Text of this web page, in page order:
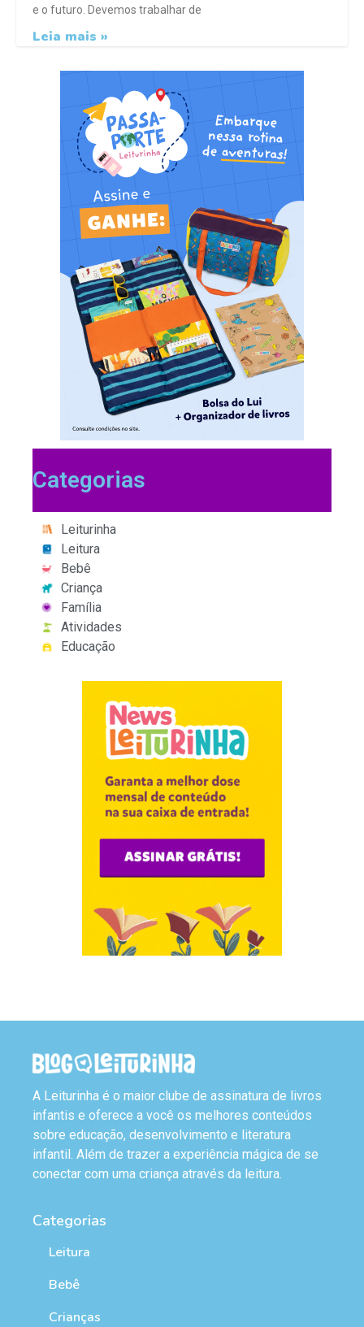
e o futuro. Devemos trabalhar de
Leia mais »
Categorias
Leiturinha
Leitura
Bebê
Criança
Família
Atividades
Educação
A Leiturinha é o maior clube de assinatura de livros
infantis e oferece a você os melhores conteúdos
sobre educação, desenvolvimento e literatura
infantil. Além de trazer a experiência mágica de se
conectar com uma criança através da leitura.
Categorias
Leitura
Bebê
Crianças